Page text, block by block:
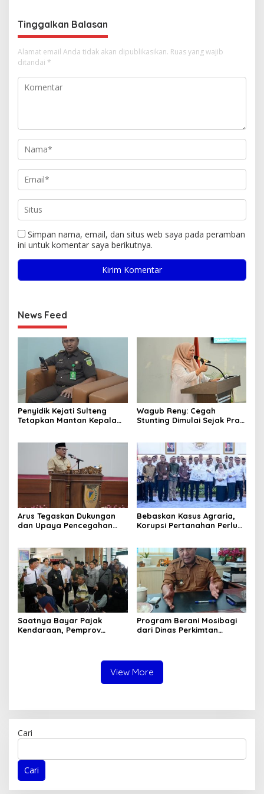
Tinggalkan Balasan
Alamat email Anda tidak akan dipublikasikan. Ruas yang wajib
ditandai *
Simpan nama, email, dan situs web saya pada peramban
ini untuk komentar saya berikutnya.
News Feed
Penyidik Kejati Sulteng
Tetapkan Mantan Kepala
Tersangka Dugaan Korupsi
Pemungutan Pajak
Pertambangan
Wagub Reny: Cegah
Stunting Dimulai Sejak Pra
Arus Tegaskan Dukungan
dan Upaya Pencegahan
Bebaskan Kasus Agraria,
Korupsi Pertanahan Perlu
Saatnya Bayar Pajak
Kendaraan, Pemprov
Program Berani Mosibagi
dari Dinas Perkimtan
View More
Cari
Cari